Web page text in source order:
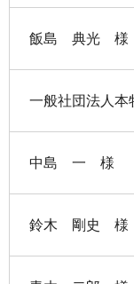
飯島 典光 様
一般社団法人
中島 一 様
鈴木 剛史 様